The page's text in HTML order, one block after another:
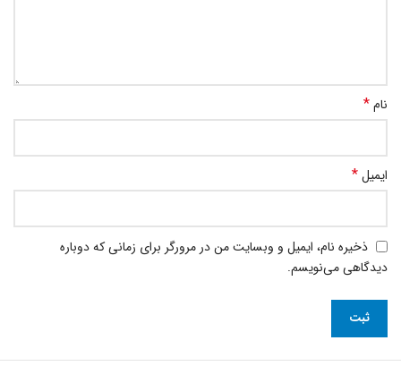
نام*
ایمیل*
ذخیره نام، ایمیل و وبسایت من در مرورگر برای زمانی که دوباره
دیدگاهی می‌نویسم.